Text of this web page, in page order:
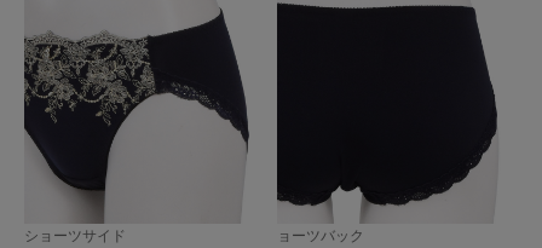
ショーツサイド ョーツバック